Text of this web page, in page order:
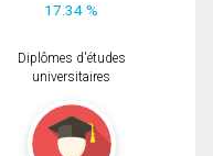
17.34 %
Diplômes d'études
universitaires